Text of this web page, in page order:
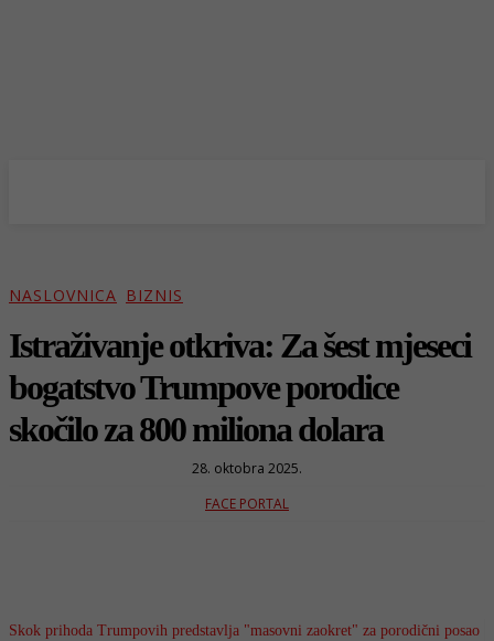
NASLOVNICA BIZNIS
Istraživanje otkriva: Za šest mjeseci
bogatstvo Trumpove porodice
skočilo za 800 miliona dolara
28. oktobra 2025.
FACE PORTAL
Skok prihoda Trumpovih predstavlja "masovni zaokret" za porodični posao